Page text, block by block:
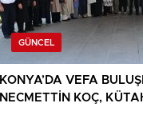
GÜNCEL
KONYA’DA VEFA
NECMETTİN KOÇ,